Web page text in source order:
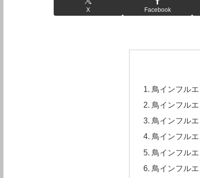
X Facebook
鳥インフル
鳥インフル
鳥インフル
鳥インフル
鳥インフル
鳥インフル